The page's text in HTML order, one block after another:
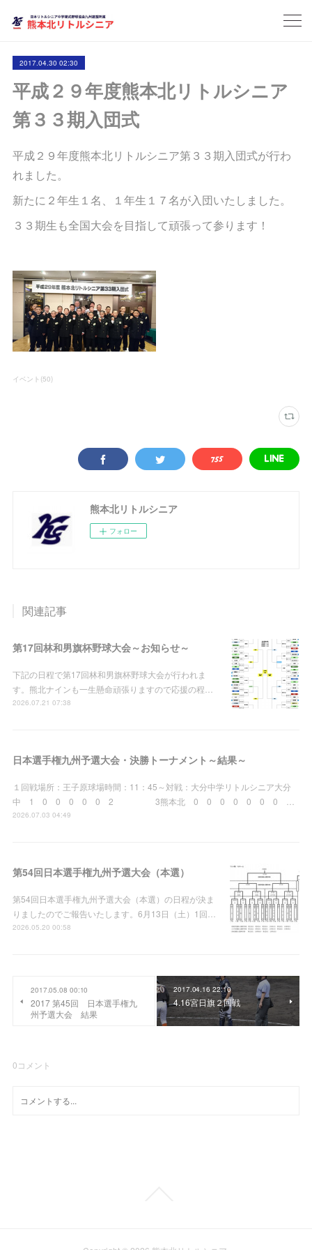
2017.04.30 02:30
平成２９年度熊本北リトルシニア
第３３期入団式
平成２９年度熊本北リトルシニア第３３期入団式が行わ
れました。
新たに２年生１名、１年生１７名が入団いたしました。
３３期生も全国大会を目指して頑張って参ります！
イベント (50)
熊本北リトルシニア
フォロー
関連記事
第17回林和男旗杯野球大会～お知らせ～
下記の日程で第17回林和男旗杯野球大会が行われま
す。熊北ナインも一生懸命頑張りますので応援の程…
2026.07.21 07:38
日本選手権九州予選大会・決勝トーナメント～結果～
１回戦場所：王子原球場時間：11：45～対戦：大分中学リトルシニア大分
中 1 0 0 0 0 0 2 3熊本北 0 0 0 0 0 0 0 …
2026.07.03 04:49
第54回日本選手権九州予選大会（本選）
第54回日本選手権九州予選大会（本選）の日程が決ま
りましたのでご報告いたします。6月13日（土）1回…
2026.05.20 00:58
2017.05.08 00:10
2017 第45回 日本選手権九
州予選大会 結果
2017.04.16 22:10
4.16宮日旗２回戦
0コメント